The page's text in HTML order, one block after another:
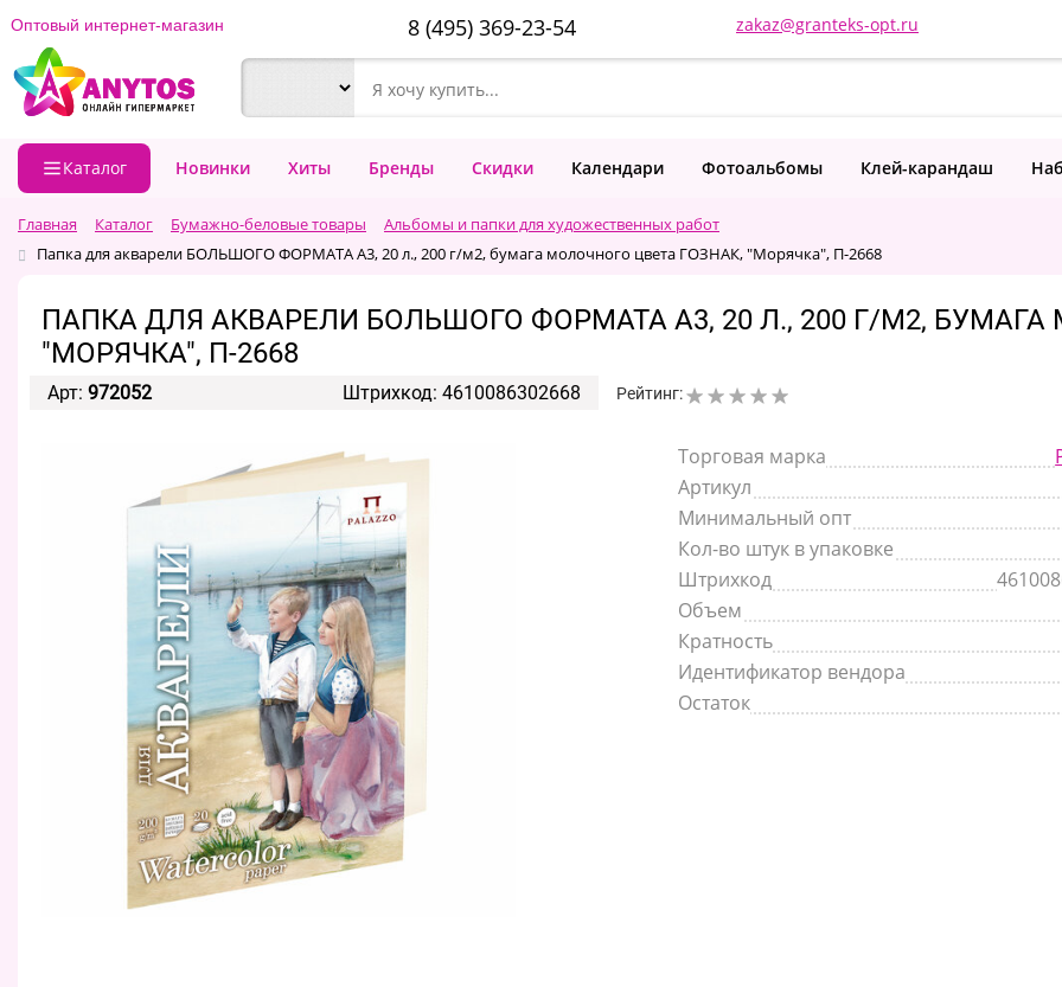
Оптовый интернет-магазин 8 (495) 369-23-54 zakaz@granteks-opt.ru
Каталог Новинки Хиты Бренды Скидки Календари Фотоальбомы Клей-карандаш
Главная Каталог Бумажно-беловые товары
Альбомы и папки для художественных работ
Папка для акварели БОЛЬШОГО ФОРМАТА А3, 20 л., 200 г/м2, бумага молочного цвета ГОЗНАК, "Морячка", П-2668
ПАПКА ДЛЯ АКВАРЕЛИ БОЛЬШОГО ФОРМАТА А3, 20 Л., 200 Г/М2,
"МОРЯЧКА", П-2668
Арт: 972052 Штрихкод: 4610086302668 Рейтинг:
Торговая марка
Артикул
Минимальный опт
Кол-во штук в упаковке
Штрихкод
Объем
Кратность
Идентификатор вендора
Остаток